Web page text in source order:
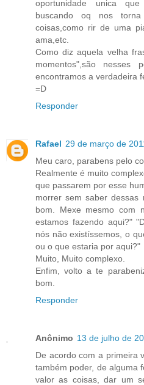
oportunidade unica
buscando oq nos torna
coisas,como rir de uma
ama,etc.
Como diz aquela velha
momentos",são nesses
encontramos a verdadeira
=D
Responder
Rafael 29 de março de
Meu caro, parabens pelo
Realmente é muito
que passarem por esse
morrer sem saber dessas
bom. Mexe mesmo com
estamos fazendo aqui?"
nós não existíssemos, o
ou o que estaria por aqui?"
Muito, Muito complexo.
Enfim, volto a te
bom.
Responder
Anônimo 13 de julho de
De acordo com a primeira
também poder, de alguma
valor as coisas, dar um